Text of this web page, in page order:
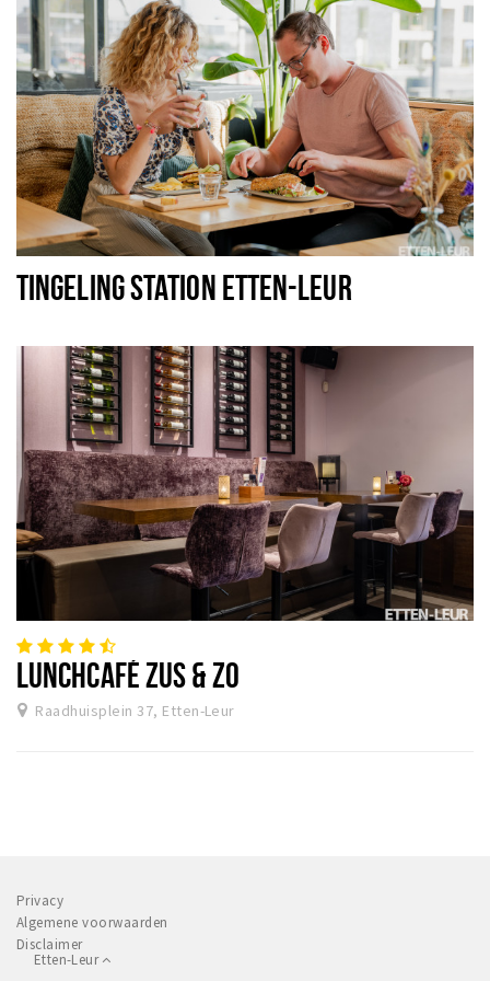
TINGELING STATION ETTEN-LEUR
LUNCHCAFÉ ZUS & ZO
Raadhuisplein 37, Etten-Leur
Privacy
Algemene voorwaarden
Disclaimer
Etten-Leur